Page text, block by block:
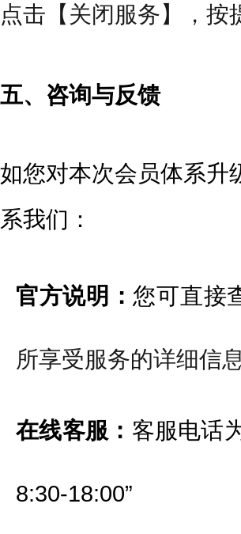
点击【关闭服务】，按
五、咨询与反馈
如您对本次会员体系升
系我们：
官方说明：您可直接
所享受服务的详细信
在线客服： 客服电话
8:30-18:00”